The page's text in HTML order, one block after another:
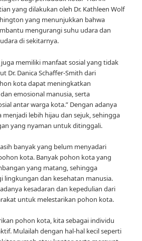
yang dilakukan oleh Dr. Kathleen Wolf
yang menunjukkan bahwa
mengurangi suhu udara dan
di sekitarnya.
memiliki manfaat sosial yang tidak
Dr. Danica Schaffer-Smith dari
kota dapat meningkatkan
emosional manusia, serta
antar warga kota.” Dengan adanya
lebih hijau dan sejuk, sehingga
yang nyaman untuk ditinggali.
banyak yang belum menyadari
kota. Banyak pohon kota yang
yang matang, sehingga
lingkungan dan kesehatan manusia.
kesadaran dan kepedulian dari
untuk melestarikan pohon kota.
pohon kota, kita sebagai individu
Mulailah dengan hal-hal kecil seperti